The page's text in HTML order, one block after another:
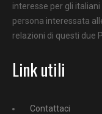
interesse per gli
persona interessata
relazioni di questi due
Link utili
Contattaci